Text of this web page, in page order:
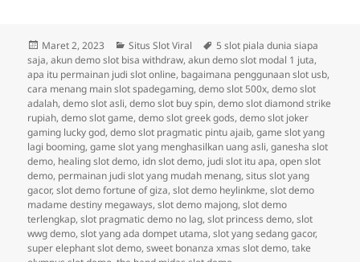
Diposkan
pada
Maret 2, 2023 Kategori
Situs Slot Viral Tag
5 slot piala dunia siapa
saja,akun demo slot bisa withdraw,akun demo slot modal 1 juta,
apa itu permainan judi slot online, bagaimana penggunaan slot usb,
cara menang main slot spadegaming,demo slot 500x,demo slot
adalah,demo slot asli,demo slot buy spin,demo slot diamond strike
rupiah,demo slot game,demo slot greek gods,demo slot joker
gaming lucky god,demo slot pragmatic pintu ajaib,game slot yang
lagi booming,game slot yang menghasilkan uang asli,ganesha slot
demo, healing slot demo, idn slot demo, judi slot itu apa,open slot
demo, permainan judi slot yang mudah menang,situs slot yang
gacor,slot demo fortune of giza,slot demo heylinkme,slot demo
madame destiny megaways,slot demo majong,slot demo
terlengkap,slot pragmatic demo no lag,slot princess demo,slot
wwg demo,slot yang ada dompet utama,slot yang sedang gacor,
super elephant slot demo,sweet bonanza xmas slot demo,take